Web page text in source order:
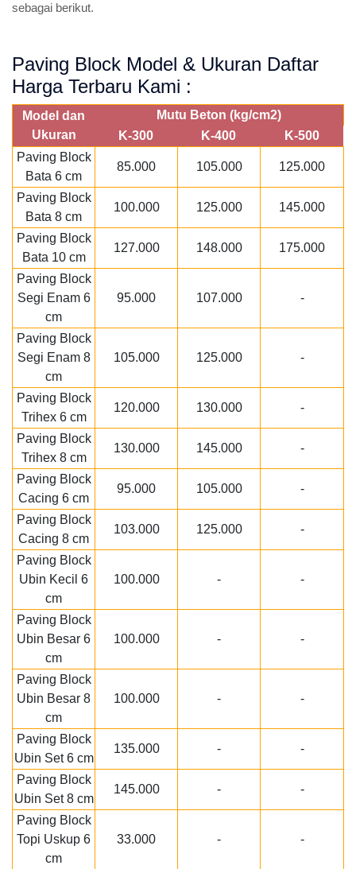
sebagai berikut.
Paving Block Model & Ukuran Daftar
Harga Terbaru Kami :
Model dan
Ukuran
Mutu Beton (kg/cm2)
K-300
K-400
K-500
Paving Block
Bata 6 cm
85.000 105.000 125.000
Paving Block
Bata 8 cm
100.000 125.000 145.000
Paving Block
Bata 10 cm
127.000 148.000 175.000
Paving Block
Segi Enam 6
cm
95.000 107.000 -
Paving Block
Segi Enam 8
cm
105.000 125.000 -
Paving Block
Trihex 6 cm
120.000 130.000 -
Paving Block
Trihex 8 cm
130.000 145.000 -
Paving Block
Cacing 6 cm
95.000 105.000 -
Paving Block
Cacing 8 cm
103.000 125.000 -
Paving Block
Ubin Kecil 6
cm
100.000 - -
Paving Block
Ubin Besar 6
cm
100.000 - -
Paving Block
Ubin Besar 8
cm
100.000 - -
Paving Block
Ubin Set 6 cm
135.000 - -
Paving Block
Ubin Set 8 cm
145.000 - -
Paving Block
Topi Uskup 6
cm
33.000 - -